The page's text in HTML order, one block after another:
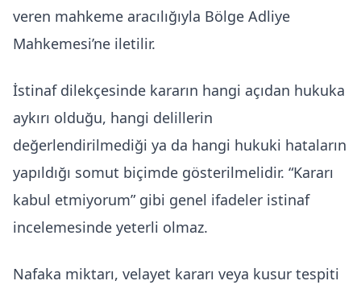
veren mahkeme aracılığıyla Bölge Adliye
Mahkemesi’ne iletilir.
İstinaf dilekçesinde kararın hangi açıdan hukuka
aykırı olduğu, hangi delillerin
değerlendirilmediği ya da hangi hukuki hataların
yapıldığı somut biçimde gösterilmelidir. “Kararı
kabul etmiyorum” gibi genel ifadeler istinaf
incelemesinde yeterli olmaz.
Nafaka miktarı, velayet kararı veya kusur tespiti